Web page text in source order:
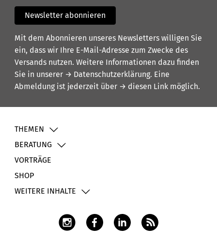
Newsletter abonnieren
Mit dem Abonnieren unseres Newsletters willigen Sie
ein, dass wir Ihre E-Mail-Adresse zum Zwecke des
Versands nutzen. Weitere Informationen dazu finden
Sie in unserer → Datenschutzerklärung. Eine
Abmeldung ist jederzeit über → diesen Link möglich.
THEMEN
BERATUNG
VORTRÄGE
SHOP
WEITERE INHALTE